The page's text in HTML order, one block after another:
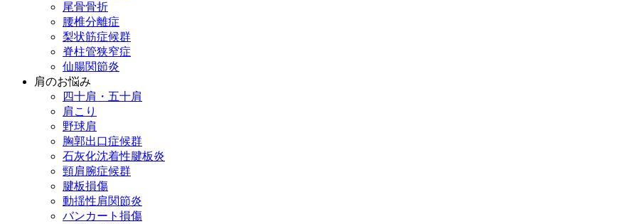
尾骨骨折
腰椎分離症
梨状筋症候群
脊柱管狭窄症
仙腸関節炎
肩のお悩み
四十肩・五十肩
肩こり
野球肩
胸郭出口症候群
石灰化沈着性腱板炎
頸肩腕症候群
腱板損傷
動揺性肩関節炎
バンカート損傷